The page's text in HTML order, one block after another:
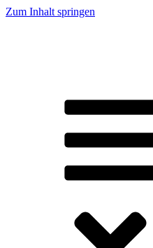
Zum Inhalt springen